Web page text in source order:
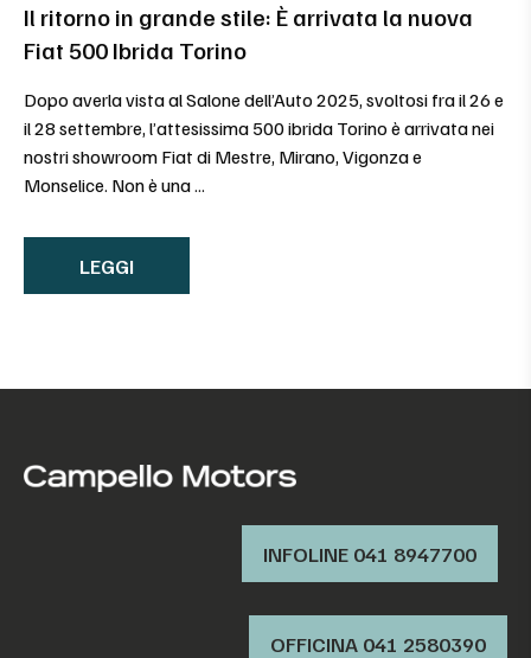
Il ritorno in grande stile: È arrivata la nuova
Fiat 500 Ibrida Torino
Dopo averla vista al Salone dell’Auto 2025, svoltosi fra il 26 e
il 28 settembre, l’attesissima 500 ibrida Torino è arrivata nei
nostri showroom Fiat di Mestre, Mirano, Vigonza e
Monselice. Non è una ...
LEGGI
INFOLINE 041 8947700
OFFICINA ‭041 2580390‬